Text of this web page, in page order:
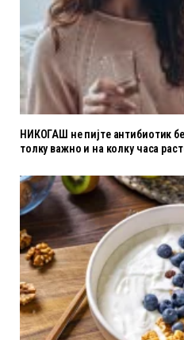
НИКОГАШ не пијте антибиотик
толку важно и на колку часа